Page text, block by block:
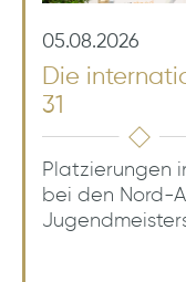
05.08.2026
Die
31
Platzierungen
bei den Nord-